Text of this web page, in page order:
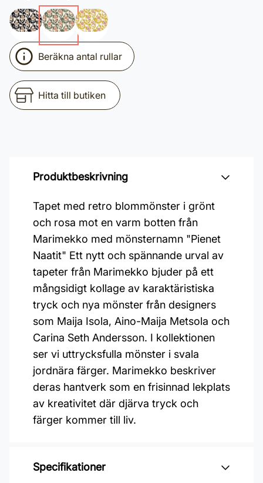
Beräkna antal rullar
Hitta till butiken
Produktbeskrivning
Tapet med retro blommönster i grönt
och rosa mot en varm botten från
Marimekko med mönsternamn "Pienet
Naatit" Ett nytt och spännande urval av
tapeter från Marimekko bjuder på ett
mångsidigt kollage av karaktäristiska
tryck och nya mönster från designers
som Maija Isola, Aino-Maija Metsola och
Carina Seth Andersson. I kollektionen
ser vi uttrycksfulla mönster i svala
jordnära färger. Marimekko beskriver
deras hantverk som en frisinnad lekplats
av kreativitet där djärva tryck och
färger kommer till liv.
Specifikationer